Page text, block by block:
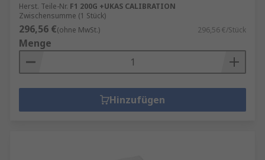
Herst. Teile-Nr. F1 200G +UKAS CALIBRATION
Zwischensumme (1 Stück)
296,56 €(ohne MwSt.) 296,56 €/Stück
Menge
Hinzufügen